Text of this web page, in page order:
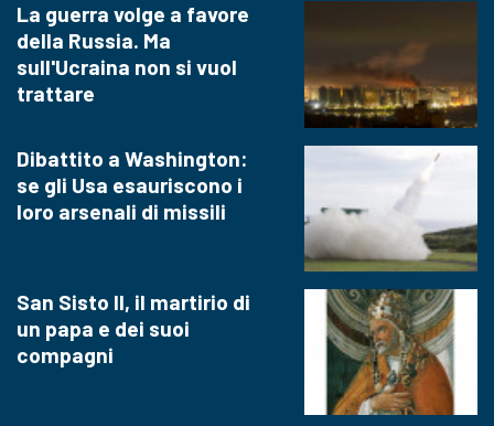
La guerra volge a favore
della Russia. Ma
sull'Ucraina non si vuol
trattare
Dibattito a Washington:
se gli Usa esauriscono i
loro arsenali di missili
San Sisto II, il martirio di
un papa e dei suoi
compagni